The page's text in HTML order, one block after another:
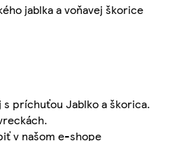
jablka a voňavej škorice
s príchuťou Jablko a škorica.
v našom e-shope